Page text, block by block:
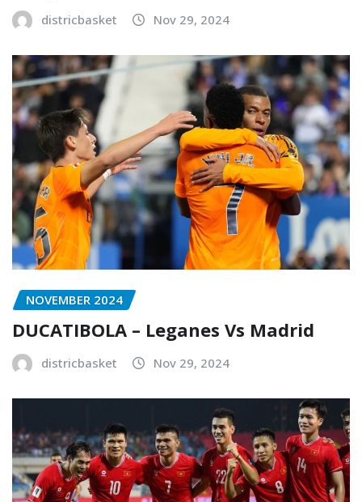
districbasket Nov 29, 2024
NOVEMBER 2024
DUCATIBOLA – Leganes Vs Madrid
districbasket Nov 29, 2024